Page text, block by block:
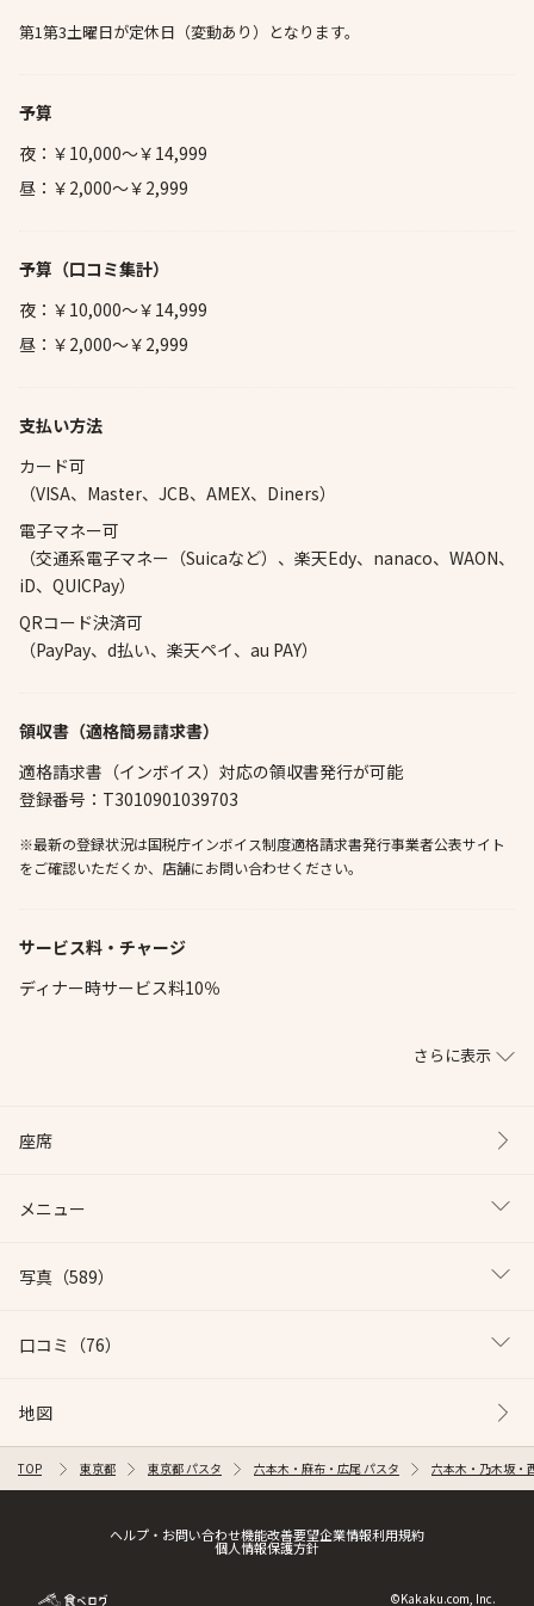
第1第3土曜日が定休日（変動あり）となります。
予算
夜：￥10,000～￥14,999
昼：￥2,000～￥2,999
予算 （口コミ集計）
夜：￥10,000～￥14,999
昼：￥2,000～￥2,999
支払い方法
カード可
（VISA、Master、JCB、AMEX、Diners）
電子マネー可
（交通系電子マネー（Suicaなど）、楽天Edy、nanaco、WAON、
iD、QUICPay）
QRコード決済可
（PayPay、d払い、楽天ペイ、au PAY）
領収書（適格簡易請求書）
適格請求書（インボイス）対応の領収書発行が可能
登録番号：T3010901039703
※最新の登録状況は国税庁インボイス制度適格請求書発行事業者公表サイト
をご確認いただくか、店舗にお問い合わせください。
サービス料・チャージ
ディナー時サービス料10％
さらに表示
座席
メニュー
写真 （589）
口コミ （76）
地図
TOP 東京都 東京都 パスタ 六本木・麻布・広尾 パスタ 六本木・乃木坂・
ヘルプ・お問い合わせ機能改善要望企業情報利用規約
個人情報保護方針
©Kakaku.com, Inc.